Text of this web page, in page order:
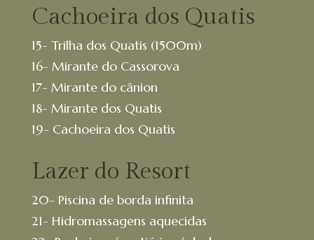
Cachoeira dos Quatis
15- Trilha dos Quatis (1500m)
16- Mirante do Cassorova
17- Mirante do cânion
18- Mirante dos Quatis
19- Cachoeira dos Quatis
Lazer do Resort
20- Piscina de borda infinita
21- Hidromassagens aquecidas